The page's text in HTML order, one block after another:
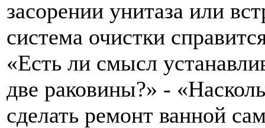
засорении унитаза или
система очистки
«Есть ли смысл
две раковины?» -
сделать ремонт ванной